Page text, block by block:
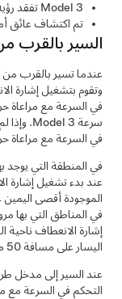
Model 3تفقد رؤية
تم اكتشاف عائق أمام
السير بالقرب من
عندما تسير بالقرب من
وتقوم بتشغيل إشارة
في السرعة مع مراعاة حركة
سرعةModel 3. وإذا لم
في السرعة مع مراعاة حركة
في المنطقة التي يوجد
عند بدء تشغيل إشارة
الموجودة أقصى اليمين
في المناطق التي بها
إشارة الانعطاف ناحية
اليسار على مسافة50 مترًا
عند السير إلى مدخل طريق
التحكم في السرعة مع